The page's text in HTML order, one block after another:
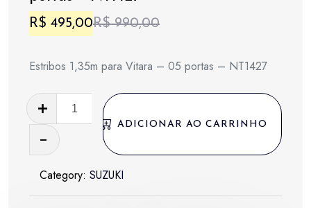
R$990,00O
original
era:
R$ 990,00.
R$ 495,00
O
atual
é:
R$ 495,00.
Estribos 1,35m para Vitara – 05 portas – NT1427
Estribos
1,35m
-
05
ADICIONAR AO CARRINHO
Category: SUZUKI